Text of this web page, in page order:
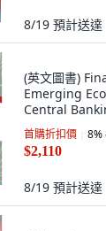
8/19 預計送達
(英文圖書)
Emerging
Central
英文
首購折扣價 8%
$2,110
8/19 預計送達